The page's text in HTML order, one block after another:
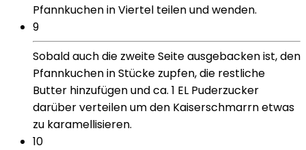
Pfannkuchen in Viertel teilen und wenden.
9
Sobald auch die zweite Seite ausgebacken ist, den
Pfannkuchen in Stücke zupfen, die restliche
Butter hinzufügen und ca. 1 EL Puderzucker
darüber verteilen um den Kaiserschmarrn etwas
zu karamellisieren.
10